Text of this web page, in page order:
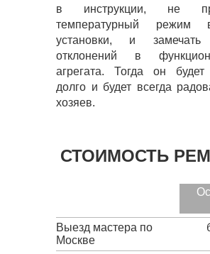
в инструкции, не
температурный режим
установки, и замечать
отклонений в
агрегата. Тогда он будет
долго и будет всегда
хозяев.
СТОИМОСТЬ
Выезд мастера по
Москве